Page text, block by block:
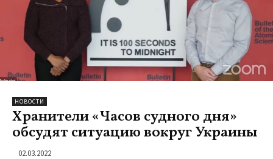
НОВОСТИ
Хранители «Часов судного дня»
обсудят ситуацию вокруг Украины
02.03.2022